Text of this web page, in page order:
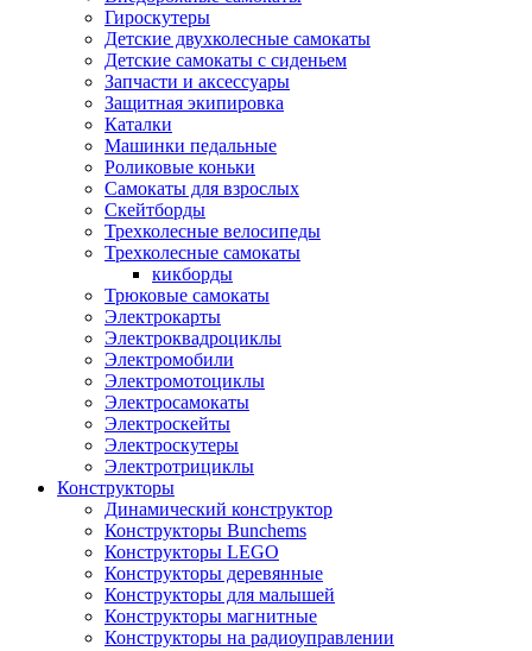
Гироскутеры
Детские двухколесные самокаты
Детские самокаты с сиденьем
Запчасти и аксессуары
Защитная экипировка
Каталки
Машинки педальные
Роликовые коньки
Самокаты для взрослых
Скейтборды
Трехколесные велосипеды
Трехколесные самокаты
кикборды
Трюковые самокаты
Электрокарты
Электроквадроциклы
Электромобили
Электромотоциклы
Электросамокаты
Электроскейты
Электроскутеры
Электротрициклы
Конструкторы
Динамический конструктор
Конструкторы Bunchems
Конструкторы LEGO
Конструкторы деревянные
Конструкторы для малышей
Конструкторы магнитные
Конструкторы на радиоуправлении